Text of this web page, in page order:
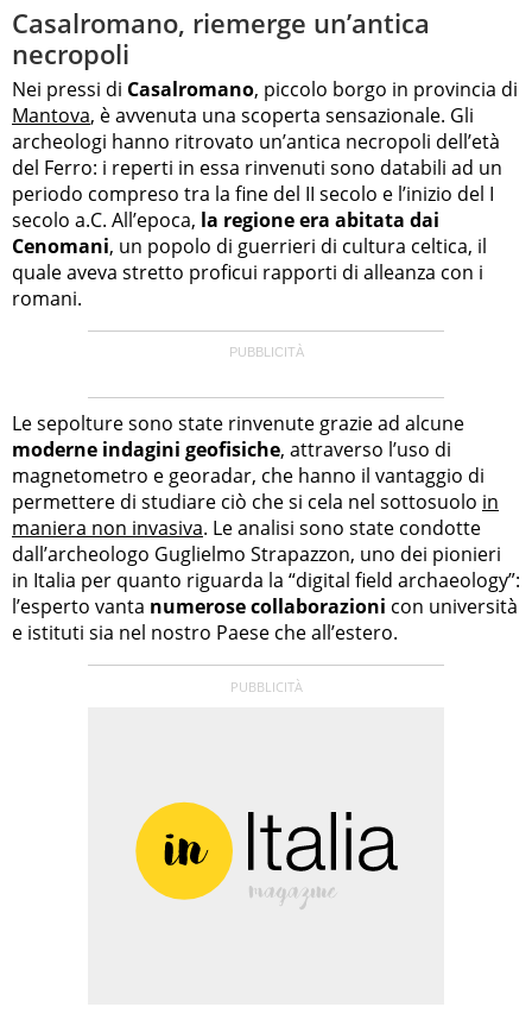
Casalromano, riemerge un’antica
necropoli
Nei pressi di Casalromano, piccolo borgo in provincia di
Mantova, è avvenuta una scoperta sensazionale. Gli
archeologi hanno ritrovato un’antica necropoli dell’età
del Ferro: i reperti in essa rinvenuti sono databili ad un
periodo compreso tra la fine del II secolo e l’inizio del I
secolo a.C. All’epoca, la regione era abitata dai
Cenomani, un popolo di guerrieri di cultura celtica, il
quale aveva stretto proficui rapporti di alleanza con i
romani.
Le sepolture sono state rinvenute grazie ad alcune
moderne indagini geofisiche, attraverso l’uso di
magnetometro e georadar, che hanno il vantaggio di
permettere di studiare ciò che si cela nel sottosuolo in
maniera non invasiva. Le analisi sono state condotte
dall’archeologo Guglielmo Strapazzon, uno dei pionieri
in Italia per quanto riguarda la “digital field archaeology”:
l’esperto vanta numerose collaborazioni con università
e istituti sia nel nostro Paese che all’estero.